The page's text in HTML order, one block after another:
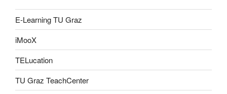
E-Learning TU Graz
iMooX
TELucation
TU Graz TeachCenter